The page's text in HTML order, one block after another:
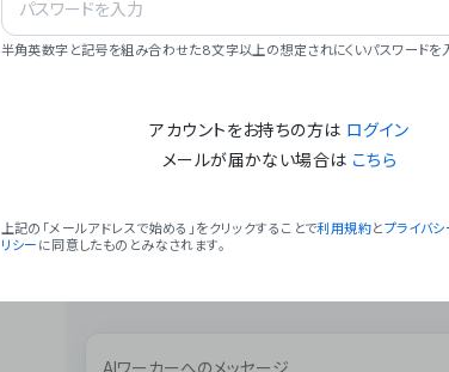
### 会社概要
半角英数字と記号を組み合わせた8文字以上の想定されにくいパスワードを入
アカウントをお持ちの方は ログイン
メールが届かない場合は こちら
上記の「メールアドレスで始める」をクリックすることで利用規約とプライバシ
リシー に同意したものとみなされます。